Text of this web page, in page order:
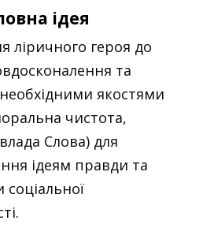
ідея
ліричного героя до
та
якостями
чистота,
Слова) для
ідеям правди та